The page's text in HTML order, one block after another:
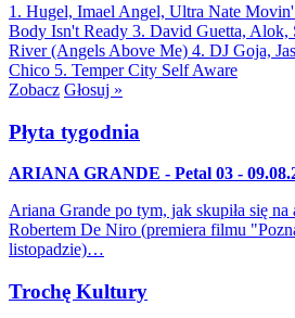
1. Hugel, Imael Angel, Ultra Nate Movin'
Body Isn't Ready 3. David Guetta, Alok,
River (Angels Above Me) 4. DJ Goja,
Chico 5. Temper City Self Aware
Zobacz Głosuj »
Płyta tygodnia
ARIANA GRANDE - Petal 03 -
Ariana Grande po tym, jak skupiła się
Robertem De Niro (premiera filmu
listopadzie)…
Trochę Kultury